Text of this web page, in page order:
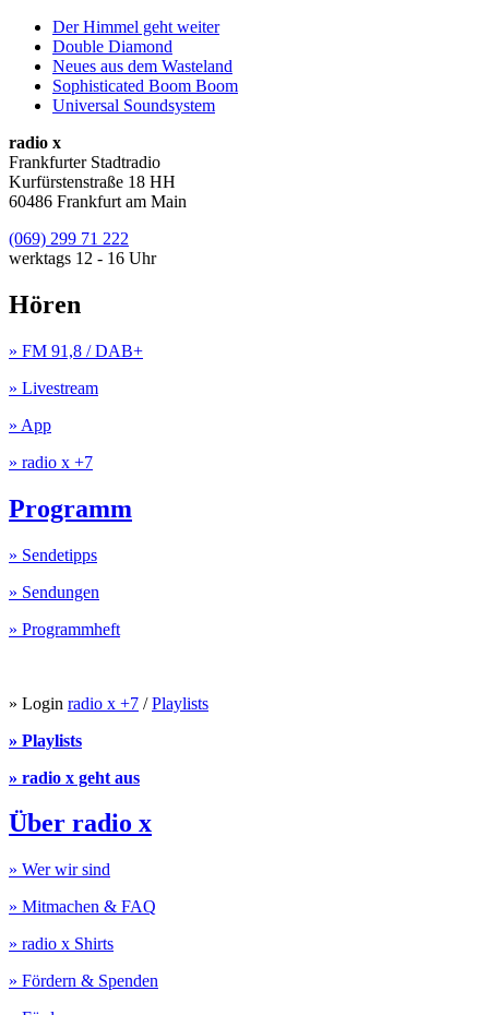
Der Himmel geht weiter
Double Diamond
Neues aus dem Wasteland
Sophisticated Boom Boom
Universal Soundsystem
radio x
Frankfurter Stadtradio
Kurfürstenstraße 18 HH
60486 Frankfurt am Main
(069) 299 71 222
werktags 12 - 16 Uhr
Hören
» FM 91,8 / DAB+
» Livestream
» App
» radio x +7
Programm
» Sendetipps
» Sendungen
» Programmheft
» Login radio x +7 /Playlists
» Playlists
» radio x geht aus
Über radio x
» Wer wir sind
» Mitmachen & FAQ
» radio x Shirts
» Fördern & Spenden